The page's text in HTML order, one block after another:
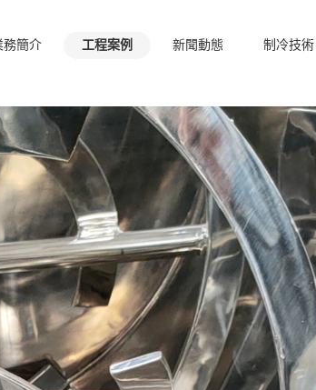
務簡介 工程案例 新聞動態 制冷技術